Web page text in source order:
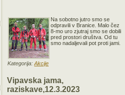
Na sobotno jutro smo se
odpravili v Branice. Malo čez
8-mo uro zjutraj smo se dobili
pred prostori društva. Od tu
smo nadaljevali pot proti jami.
Kategorija: Akcije
Vipavska jama,
raziskave,12.3.2023